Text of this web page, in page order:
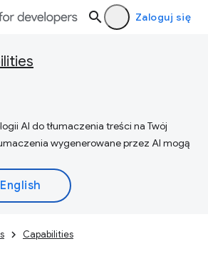
Zaloguj się
AI do tłumaczenia treści na Twój
wygenerowane przez AI mogą
Capabilities